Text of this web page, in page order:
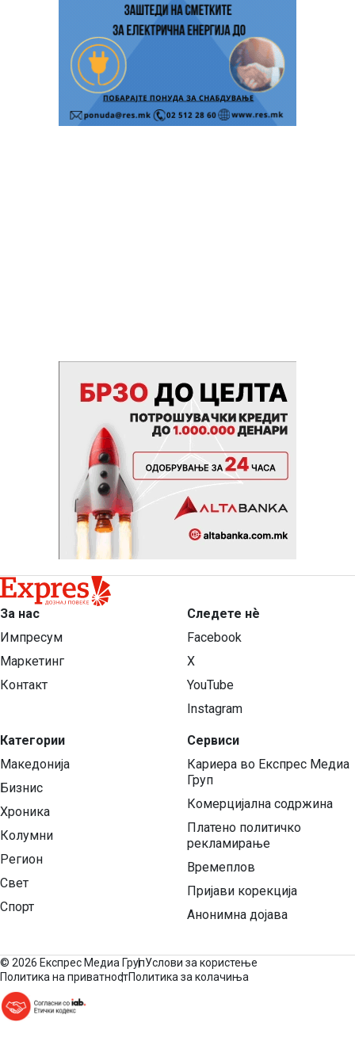
За нас
Импресум
Маркетинг
Контакт
Категории
Македонија
Бизнис
Хроника
Колумни
Регион
Свет
Спорт
Следете нѐ
Facebook
X
YouTube
Instagram
Сервиси
Кариера во Експрес Медиа
Груп
Комерцијална содржина
Платено политичко
рекламирање
Времеплов
Пријави корекција
Анонимна дојава
© 2026 Експрес Медиа ГрупУслови за користење
Политика на приватностПолитика за колачиња